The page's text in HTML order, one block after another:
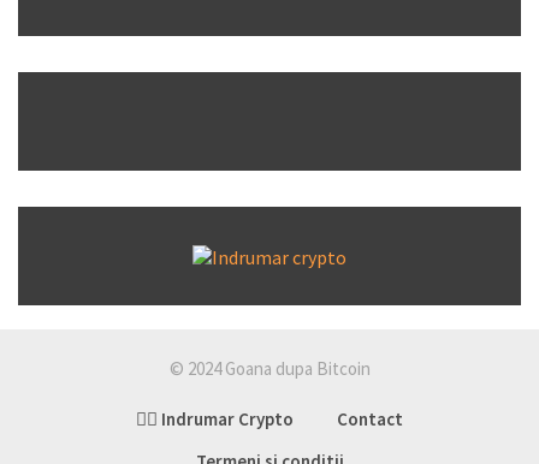
© 2024 Goana dupa Bitcoin
👉🏽 Indrumar Crypto
Contact